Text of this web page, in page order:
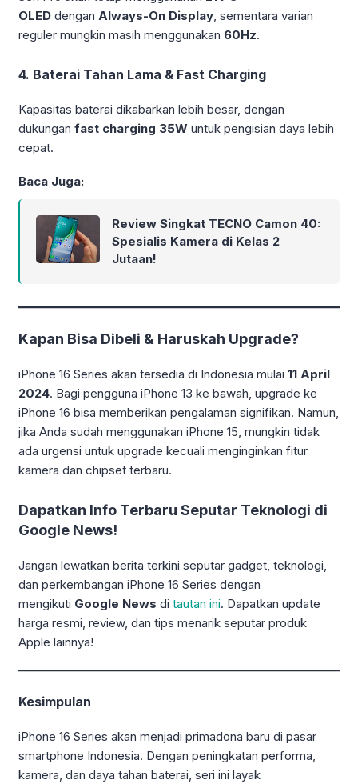
OLED dengan Always-On Display, sementara varian
reguler mungkin masih menggunakan 60Hz.
4. Baterai Tahan Lama & Fast Charging
Kapasitas baterai dikabarkan lebih besar, dengan
dukungan fast charging 35W untuk pengisian daya lebih
cepat.
Baca Juga:
Review Singkat TECNO Camon 40:
Spesialis Kamera di Kelas 2
Jutaan!
Kapan Bisa Dibeli & Haruskah Upgrade?
iPhone 16 Series akan tersedia di Indonesia mulai 11 April
2024. Bagi pengguna iPhone 13 ke bawah, upgrade ke
iPhone 16 bisa memberikan pengalaman signifikan. Namun,
jika Anda sudah menggunakan iPhone 15, mungkin tidak
ada urgensi untuk upgrade kecuali menginginkan fitur
kamera dan chipset terbaru.
Dapatkan Info Terbaru Seputar Teknologi di
Google News!
Jangan lewatkan berita terkini seputar gadget, teknologi,
dan perkembangan iPhone 16 Series dengan
mengikuti Google News di tautan ini. Dapatkan update
harga resmi, review, dan tips menarik seputar produk
Apple lainnya!
Kesimpulan
iPhone 16 Series akan menjadi primadona baru di pasar
smartphone Indonesia. Dengan peningkatan performa,
kamera, dan daya tahan baterai, seri ini layak
Telah mengunjungi farazinux.com